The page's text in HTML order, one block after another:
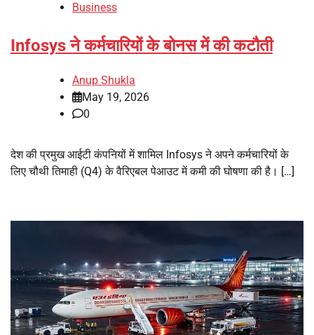
Business
Infosys ने कर्मचारियों के बोनस में की कटौती
Anup Shukla
May 19, 2026
0
देश की प्रमुख आईटी कंपनियों में शामिल Infosys ने अपने कर्मचारियों के
लिए चौथी तिमाही (Q4) के वैरिएबल पेआउट में कमी की घोषणा की है। […]